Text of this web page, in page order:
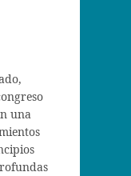
una